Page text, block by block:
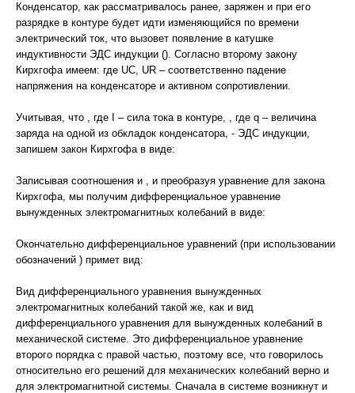
Конденсатор, как рассматривалось ранее, заряжен и при его
разрядке в контуре будет идти изменяющийся по времени
электрический ток, что вызовет появление в катушке
индуктивности ЭДС индукции (). Согласно второму закону
Кирхгофа имеем: где UC, UR – соответственно падение
напряжения на конденсаторе и активном сопротивлении.
Учитывая, что , где I – сила тока в контуре, , где q – величина
заряда на одной из обкладок конденсатора, - ЭДС индукции,
запишем закон Кирхгофа в виде:
Записывая соотношения и , и преобразуя уравнение для закона
Кирхгофа, мы получим дифференциальное уравнение
вынужденных электромагнитных колебаний в виде:
Окончательно дифференциальное уравнений (при использовании
обозначений ) примет вид:
Вид дифференциального уравнения вынужденных
электромагнитных колебаний такой же, как и вид
дифференциального уравнения для вынужденных колебаний в
механической системе. Это дифференциальное уравнение
второго порядка с правой частью, поэтому все, что говорилось
относительно его решений для механических колебаний верно и
для электромагнитной системы. Сначала в системе возникнут и